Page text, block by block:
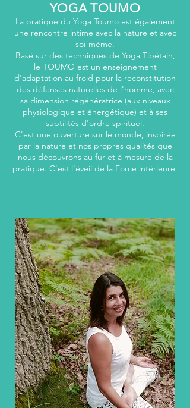
YOGA TOUMO
La pratique du Yoga Toumo est également
une rencontre intime avec la nature et avec
soi-même.
Basé sur des techniques de Yoga Tibétain,
le TOUMO est un enseignement
d'adaptation au froid pour la reconstitution
des défenses naturelles de l'homme, avec
sa dimension régénératrice (aux niveaux
physiologique et énergétique) et à ses
subtilités d'ordre spirituel.
C'est une ouverture sur le monde, inspirée
par la nature et nos propres qualités que
nous découvrons au fur et à mesure de la
pratique. C'est l'éveil de la Force intérieure.